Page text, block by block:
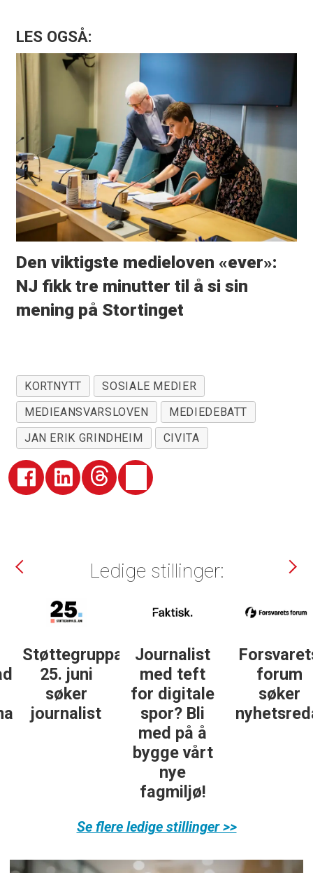
LES OGSÅ:
Den viktigste medieloven «ever»:
NJ fikk tre minutter til å si sin
mening på Stortinget
KORTNYTT
SOSIALE MEDIER
MEDIEANSVARSLOVEN
MEDIEDEBATT
JAN ERIK GRINDHEIM
CIVITA
Ledige stillinger:
Støttegruppa
25. juni
søker
journalist
Journalist
med teft
for digitale
spor? Bli
med på å
bygge vårt
nye
fagmiljø!
Forsvarets
forum
søker
Se flere ledige stillinger >>